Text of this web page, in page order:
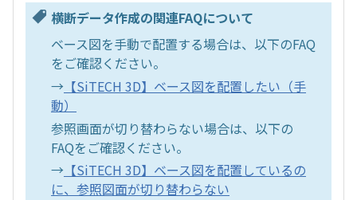
横断データ作成の関連FAQについて
ベース図を手動で配置する場合は、以下のFAQ
をご確認ください。
→ 【SiTECH 3D】ベース図を配置したい（手
動）
参照画面が切り替わらない場合は、以下の
FAQをご確認ください。
→ 【SiTECH 3D】ベース図を配置しているの
に、参照図面が切り替わらない